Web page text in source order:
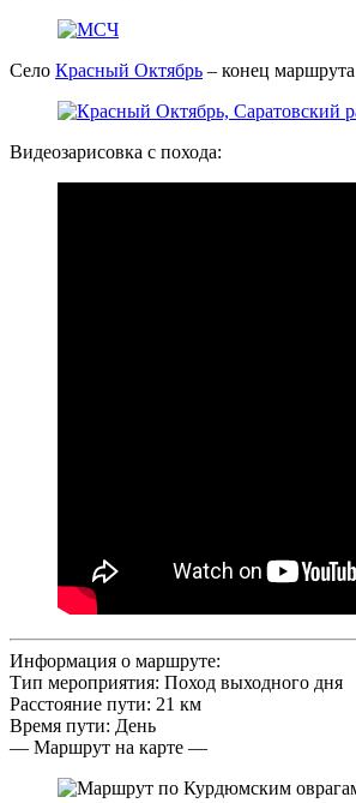
Село Красный Октябрь – конец маршрута
Видеозарисовка с похода:
Информация о маршруте:
Тип мероприятия: Поход выходного дня
Расстояние пути: 21 км
Время пути: День
— Маршрут на карте —